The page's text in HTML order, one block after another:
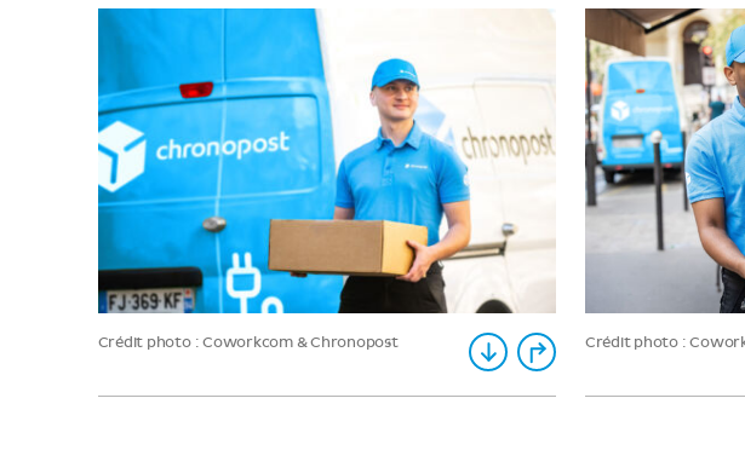
Crédit photo : Coworkcom & Chronopost Crédit photo :